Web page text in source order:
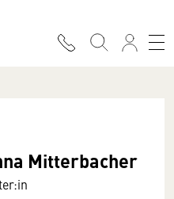
Mitterbacher